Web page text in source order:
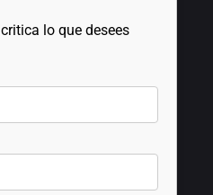
lo que desees